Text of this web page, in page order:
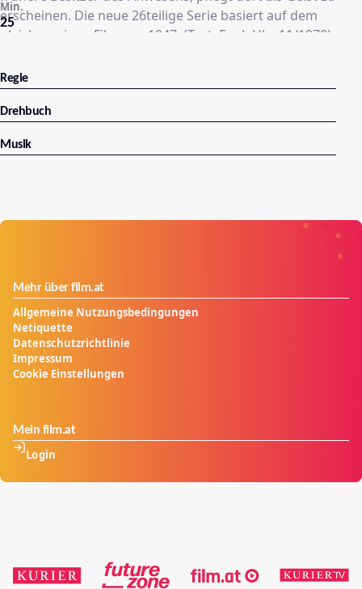
erscheinen. Die neue 26teilige Serie basiert auf dem
gleichnamigen Film von 1947. (Text: Funk Uhr 11/1970)
25
Min.
Regie
Drehbuch
Musik
Mehr über film.at
Allgemeine Nutzungsbedingungen
Netiquette
Datenschutzrichtlinie
Impressum
Cookie Einstellungen
Mein film.at
Login